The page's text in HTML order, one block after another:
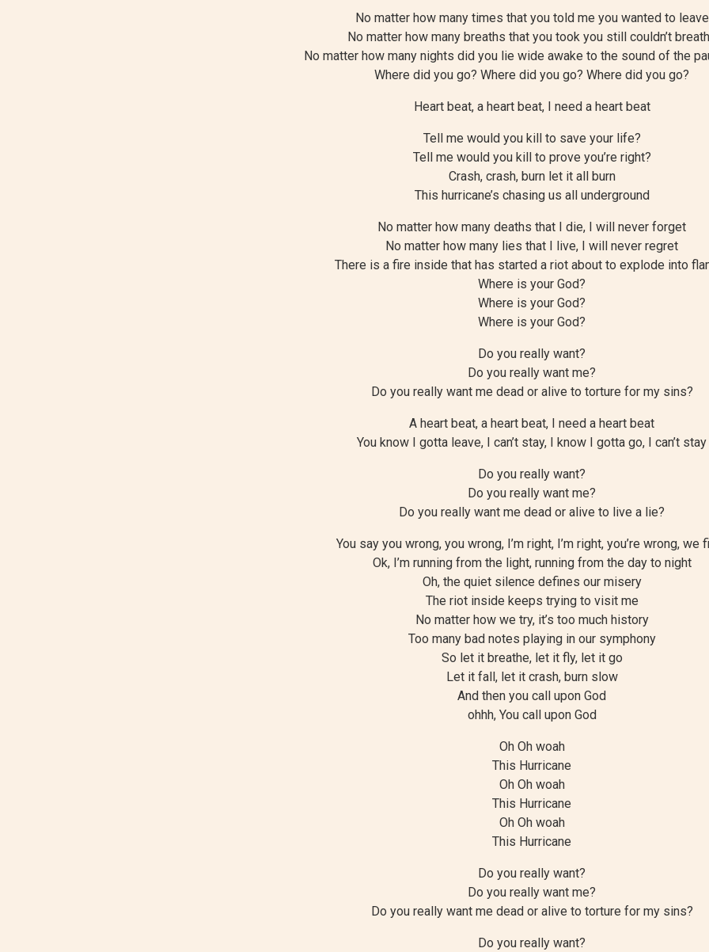
No matter how many times that you told me you wanted to leave
No matter how many breaths that you took you still couldn’t
No matter how many nights did you lie wide awake to the sound of the
Where did you go? Where did you go? Where did you go?
Heart beat, a heart beat, I need a heart beat
Tell me would you kill to save your life?
Tell me would you kill to prove you’re right?
Crash, crash, burn let it all burn
This hurricane’s chasing us all underground
No matter how many deaths that I die, I will never forget
No matter how many lies that I live, I will never regret
There is a fire inside that has started a riot about to explode into
Where is your God?
Where is your God?
Where is your God?
Do you really want?
Do you really want me?
Do you really want me dead or alive to torture for my sins?
A heart beat, a heart beat, I need a heart beat
You know I gotta leave, I can’t stay, I know I gotta go, I can’t stay
Do you really want?
Do you really want me?
Do you really want me dead or alive to live a lie?
You say you wrong, you wrong, I’m right, I’m right, you’re wrong, we
Ok, I’m running from the light, running from the day to night
Oh, the quiet silence defines our misery
The riot inside keeps trying to visit me
No matter how we try, it’s too much history
Too many bad notes playing in our symphony
So let it breathe, let it fly, let it go
Let it fall, let it crash, burn slow
And then you call upon God
ohhh, You call upon God
Oh Oh woah
This Hurricane
Oh Oh woah
This Hurricane
Oh Oh woah
This Hurricane
Do you really want?
Do you really want me?
Do you really want me dead or alive to torture for my sins?
Do you really want?